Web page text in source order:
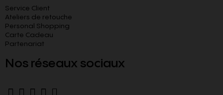
Service Client
Ateliers de retouche
Personal Shopping
Carte Cadeau
Partenariat
Nos réseaux sociaux